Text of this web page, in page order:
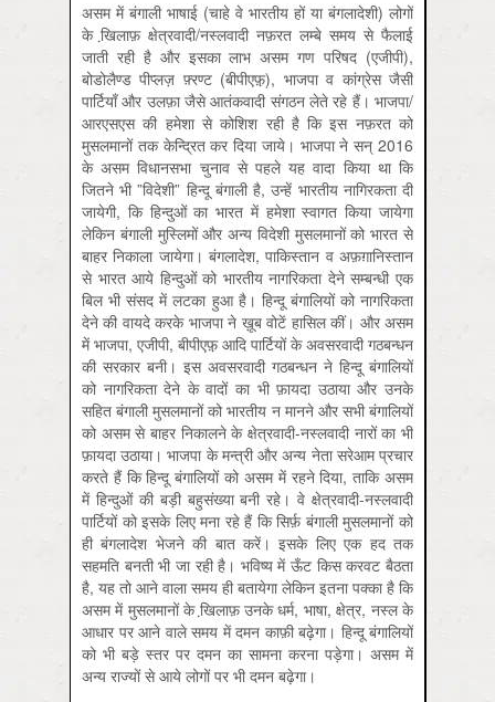
असम में बंगाली भाषाई (चाहे वे भारतीय हों या बंगलादेशी) लोगों
के खि़लाफ़ क्षेत्रवादी/नस्लवादी नफ़रत लम्बे समय से फैलाई
जाती रही है और इसका लाभ असम गण परिषद (एजीपी),
बोडोलैण्ड पीप्लज़ फ़्रण्ट (बीपीएफ़़), भाजपा व कांग्रेस जैसी
पार्टियाँ और उलफ़ा जैसे आतंकवादी संगठन लेते रहे हैं। भाजपा/
आरएसएस की हमेशा से कोशिश रही है कि इस नफ़रत को
मुसलमानों तक केन्द्रित कर दिया जाये। भाजपा ने सन् 2016
के असम विधानसभा चुनाव से पहले यह वादा किया था कि
जितने भी ”विदेशी” हिन्दू बंगाली है, उन्हें भारतीय नागिरकता दी
जायेगी, कि हिन्दुओं का भारत में हमेशा स्वागत किया जायेगा
लेकिन बंगाली मुस्लिमों और अन्य विदेशी मुसलमानों को भारत से
बाहर निकाला जायेगा। बंगलादेश, पाकिस्तान व अफ़ग़ानिस्तान
से भारत आये हिन्दुओं को भारतीय नागरिकता देने सम्बन्धी एक
बिल भी संसद में लटका हुआ है। हिन्दू बंगालियों को नागरिकता
देने की वायदे करके भाजपा ने ख़ूब वोटें हासिल कीं। और असम
में भाजपा, एजीपी, बीपीएफ़़ आदि पार्टियों के अवसरवादी गठबन्धन
की सरकार बनी। इस अवसरवादी गठबन्धन ने हिन्दू बंगालियों
को नागरिकता देने के वादों का भी फ़ायदा उठाया और उनके
सहित बंगाली मुसलमानों को भारतीय न मानने और सभी बंगालियों
को असम से बाहर निकालने के क्षेत्रवादी-नस्लवादी नारों का भी
फ़ायदा उठाया। भाजपा के मन्त्री और अन्य नेता सरेआम प्रचार
करते हैं कि हिन्दू बंगालियों को असम में रहने दिया, ताकि असम
में हिन्दुओं की बड़ी बहुसंख्या बनी रहे। वे क्षेत्रवादी-नस्लवादी
पार्टियों को इसके लिए मना रहे हैं कि सिर्फ़ बंगाली मुसलमानों को
ही बंगलादेश भेजने की बात करें। इसके लिए एक हद तक
सहमति बनती भी जा रही है। भविष्य में ऊँट किस करवट बैठता
है, यह तो आने वाला समय ही बतायेगा लेकिन इतना पक्का है कि
असम में मुसलमानों के खि़लाफ़ उनके धर्म, भाषा, क्षेत्र, नस्ल के
आधार पर आने वाले समय में दमन काफ़ी बढ़ेगा। हिन्दू बंगालियों
को भी बड़े स्तर पर दमन का सामना करना पड़ेगा। असम में
अन्य राज्यों से आये लोगों पर भी दमन बढ़ेगा।